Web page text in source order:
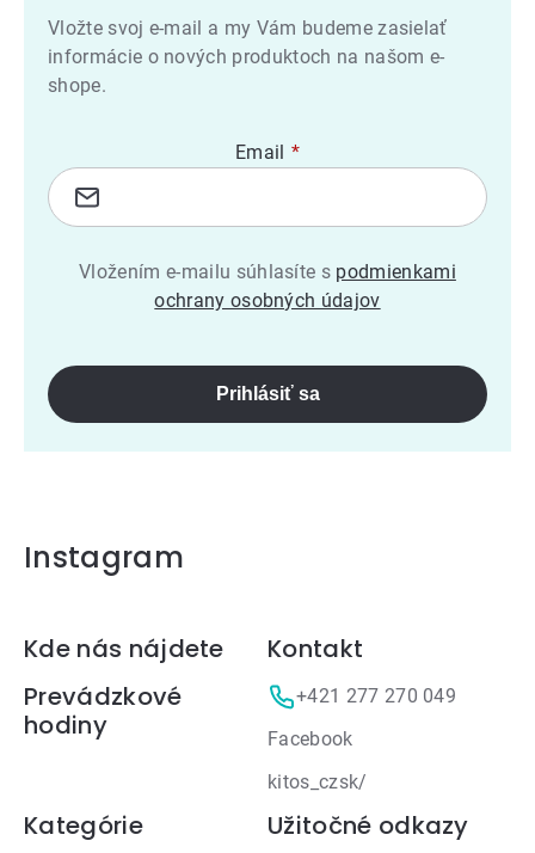
Vložte svoj e-mail a my Vám budeme zasielať
informácie o nových produktoch na našom e-
shope.
Email
Vložením e-mailu súhlasíte s podmienkami
ochrany osobných údajov
Prihlásiť sa
Instagram
Zápätie
Kde nás nájdete
Prevádzkové
hodiny
Kontakt
+421 277 270 049
Facebook
kitos_czsk/
Kategórie Užitočné odkazy